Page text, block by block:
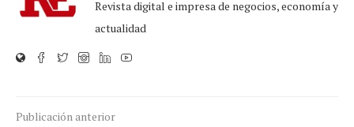
Revista digital e impresa de negocios, economía y
actualidad
Publicación anterior